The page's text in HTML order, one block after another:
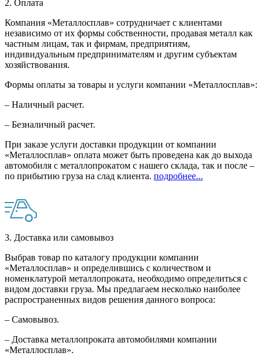
2. Оплата
Компания «Металлосплав» сотрудничает с клиентами
независимо от их формы собственности, продавая металл как
частным лицам, так и фирмам, предприятиям,
индивидуальным предпринимателям и другим субъектам
хозяйствования.
Формы оплаты за товары и услуги компании «Металлосплав»:
– Наличный расчет.
– Безналичный расчет.
При заказе услуги доставки продукции от компании
«Металлосплав» оплата может быть проведена как до выхода
автомобиля с металлопрокатом с нашего склада, так и после –
по прибытию груза на слад клиента. подробнее...
3. Доставка или самовывоз
Выбрав товар по каталогу продукции компании
«Металлосплав» и определившись с количеством и
номенклатурой металлопроката, необходимо определиться с
видом доставки груза. Мы предлагаем несколько наиболее
распространенных видов решения данного вопроса:
– Самовывоз.
– Доставка металлопроката автомобилями компании
«Металлосплав».